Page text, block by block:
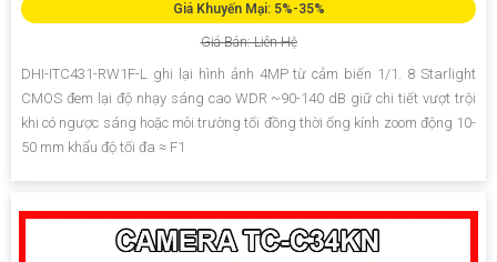
Giá Khuyến Mại: 5%-35%
Giá Bán: Liên Hệ
DHI-ITC431-RW1F-L ghi lại hình ảnh 4MP từ cảm biến 1/1. 8 Starlight
CMOS đem lại độ nhạy sáng cao WDR ~90-140 dB giữ chi tiết vượt trội
khi có ngược sáng hoặc môi trường tối đồng thời ống kính zoom động 10-
50 mm khẩu độ tối đa ≈ F1